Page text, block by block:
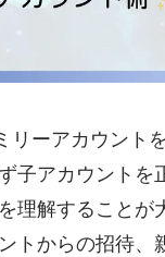
リーアカウント
子アカウントを
理解することが
トからの招待、